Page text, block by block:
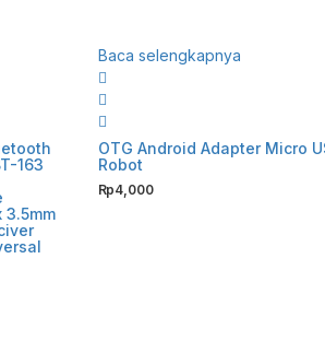
163
3.5mm
Baca selengkapnya
OTG Android Adapter Micro
Robot
Rp4,000